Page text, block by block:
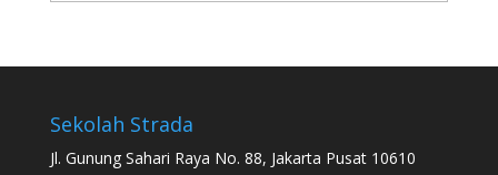
Sekolah Strada
Jl. Gunung Sahari Raya No. 88, Jakarta Pusat 10610